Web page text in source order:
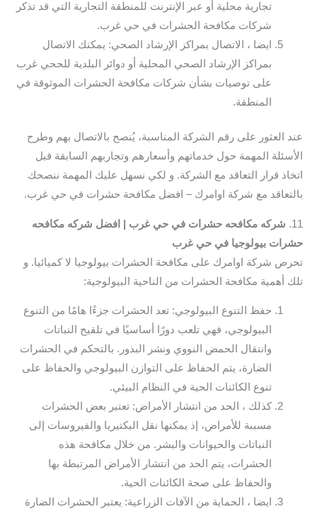
تجارية محلية أو عبر الإنترنت للمنطقة التجارية التي قد تذكر
شركات مكافحة الحشرات في حي غرب.
ايضا ، الاتصال بمراكز الإرشاد الصحي: يمكنك الاتصال
بمراكز الإرشاد الصحي المحلية أو دوائر البلدية للححي غرب
على توصيات بشأن شركات مكافحة الحشرات الموثوقة في
المنطقة.
عند العثور على رقم الشركة المناسبة، يُنصح بالاتصال بهم وطرح
الأسئلة المهمة حول خدماتهم وأسعارهم وتجاربهم السابقة قبل
اتخاذ قرار التعاقد مع الشركة. و لكي نسهل عليك المهمة ننصحك
بالتعاقد مع شركة اوامرك – افضل مكافحة حشرات في حي غرب.
11.
شركه مكافحه حشرات في حي غرب | افضل شركه مكافحه
حشرات بيولوجيا في حي غرب
تحرص شركة اوامرك على مكافحة الحشرات بيولوجيا لا كميائيا. و
تلك أهمية مكافحة الحشرات من الناحية البيولوجية:
حفظ التنوع البيولوجي: تعد الحشرات جزءًا هامًا من التنوع
البيولوجي، فهي تلعب دورًا أساسيًا في تلقيح النباتات
وانتقال الحمض النووي ونشر البذور. بالتحكم في الحشرات
الضارة، يتم الحفاظ على التوازن البيولوجي والحفاظ على
تنوع الكائنات الحية في النظام البيئي.
كذلك ، الحد من انتشار الأمراض: تعتبر بعض الحشرات
مسببة للأمراض، إذ يمكنها نقل البكتيريا والفيروسات إلى
النباتات والحيوانات والبشر. من خلال مكافحة هذه
الحشرات، يتم الحد من انتشار الأمراض المرتبطة بها
والحفاظ على صحة الكائنات الحية.
ايضا ، الحماية من الآفات الزراعية: يعتبر الحشرات الضارة